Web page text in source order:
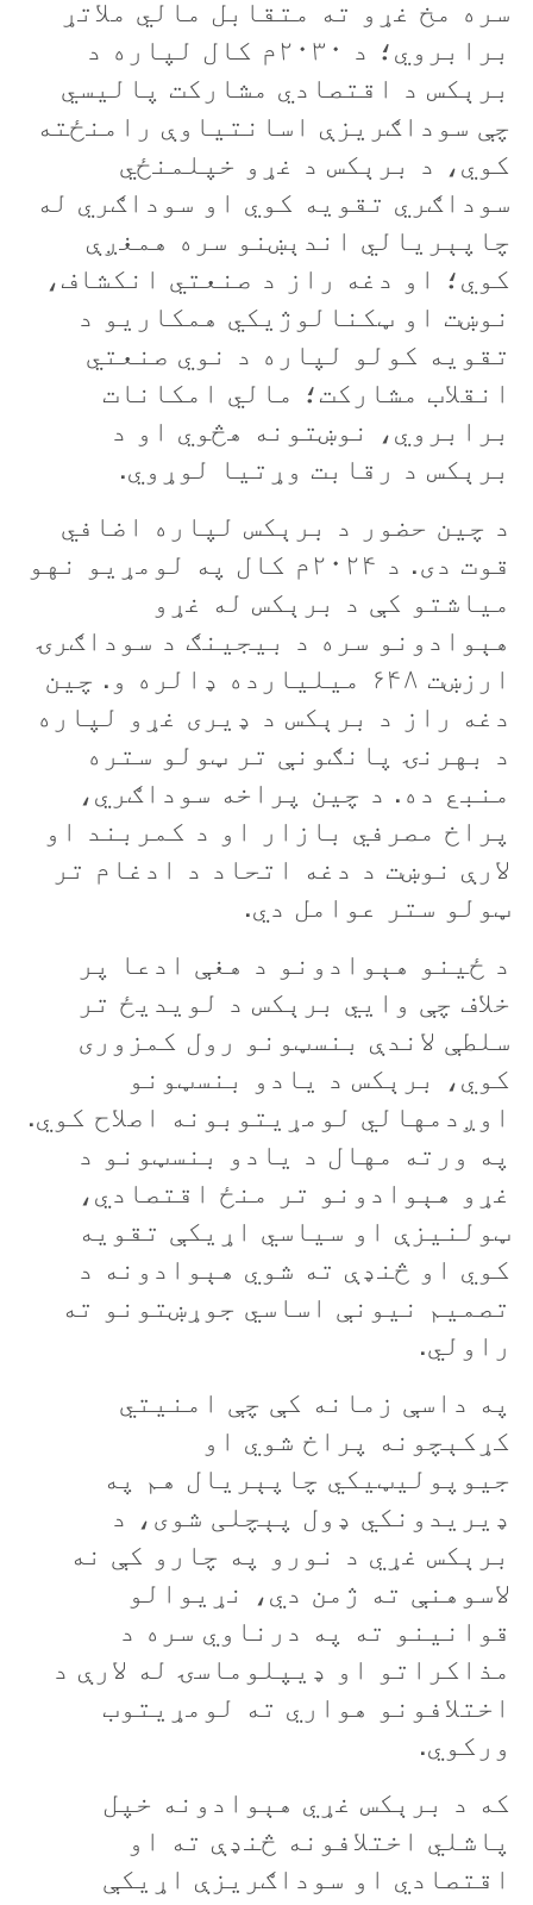
سره مخ غړو ته متقابل مالي ملاتړ
برابروي؛ د ۲۰۳۰م کال لپاره د
برېکس د اقتصادي مشارکت پاليسي
چې سوداګريزې اسانتياوې رامنځته
کوي، د برېکس د غړو خپلمنځي
سوداګري تقويه کوي او سوداګري له
چاپېريالي اندېښنو سره همغږې
کوي؛ او دغه راز د صنعتي انکشاف،
نوښت او ټکنالوژيکي همکاريو د
تقويه کولو لپاره د نوي صنعتي
انقلاب مشارکت؛ مالي امکانات
برابروي، نوښتونه هڅوي او د
برېکس د رقابت وړتيا لوړوي.
د چين حضور د برېکس لپاره اضافي
قوت دی. د ۲۰۲۴م کال په لومړيو نهو
مياشتو کې د برېکس له غړو
هېوادونو سره د بيجينګ د سوداګرۍ
ارزښت ۶۴۸ ميليارده ډالره و. چين
دغه راز د برېکس د ډيری غړو لپاره
د بهرنۍ پانګونې تر ټولو ستره
منبع ده. د چين پراخه سوداګري،
پراخ مصرفي بازار او د کمربند او
لارې نوښت د دغه اتحاد د ادغام تر
ټولو ستر عوامل دي.
د ځينو هېوادونو د هغې ادعا پر
خلاف چې وايي برېکس د لويديځ تر
سلطې لاندې بنسټونو رول کمزوری
کوي، برېکس د يادو بنسټونو
اوږدمهالي لومړيتوبونه اصلاح کوي.
په ورته مهال د يادو بنسټونو د
غړو هېوادونو تر منځ اقتصادي،
ټولنيزې او سياسي اړيکې تقويه
کوي او څنډې ته شوي هېوادونه د
تصميم نيونې اساسي جوړښتونو ته
راولي.
په داسې زمانه کې چې امنيتي
کړکېچونه پراخ شوي او
جيوپوليټيکي چاپېريال هم په
ډيريدونکي ډول پېچلی شوی، د
برېکس غړي د نورو په چارو کې نه
لاسوهنې ته ژمن دي، نړيوالو
قوانينو ته په درناوي سره د
مذاکراتو او ډيپلوماسۍ له لارې د
اختلافونو هواري ته لومړيتوب
ورکوي.
که د برېکس غړي هېوادونه خپل
پاشلي اختلافونه څنډې ته او
اقتصادي او سوداګريزې اړيکې